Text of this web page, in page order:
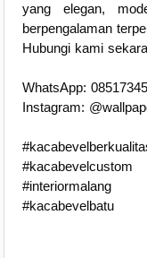
yang elegan,
berpengalaman
Hubungi kami
WhatsApp:
Instagram:
#kacabevelcustom
#interiormalang
#kacabevelbatu